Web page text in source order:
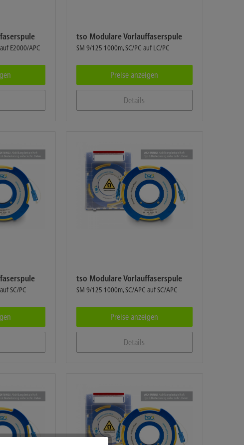
E2000/APC
tso Modulare Vorlauffaserspule
SM 9/125 1000m, SC/PC auf LC/PC
Preise anzeigen
Details
SC/PC
tso Modulare Vorlauffaserspule
SM 9/125 1000m, SC/APC auf SC/APC
Preise anzeigen
Details